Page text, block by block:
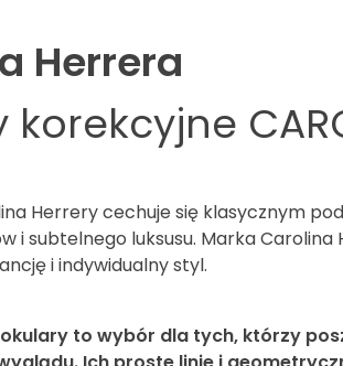
Herrera
korekcyjne
Herrery cechuje się klasycznym
i subtelnego luksusu. Marka
i indywidualny styl.
to wybór dla tych, którzy